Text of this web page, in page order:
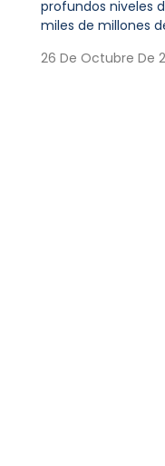
profundos niveles
miles de millones
26 De Octubre De